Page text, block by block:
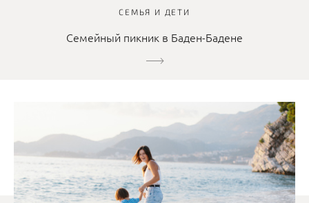
СЕМЬЯ И ДЕТИ
Семейный пикник в Баден-Бадене